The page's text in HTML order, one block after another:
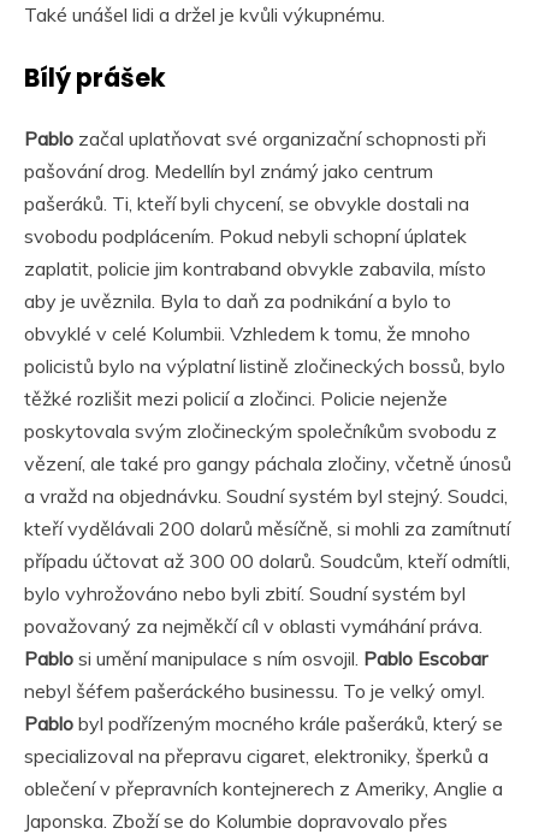
Také unášel lidi a držel je kvůli výkupnému.
Bílý prášek
Pablo začal uplatňovat své organizační schopnosti při
pašování drog. Medellín byl známý jako centrum
pašeráků. Ti, kteří byli chycení, se obvykle dostali na
svobodu podplácením. Pokud nebyli schopní úplatek
zaplatit, policie jim kontraband obvykle zabavila, místo
aby je uvěznila. Byla to daň za podnikání a bylo to
obvyklé v celé Kolumbii. Vzhledem k tomu, že mnoho
policistů bylo na výplatní listině zločineckých bossů, bylo
těžké rozlišit mezi policií a zločinci. Policie nejenže
poskytovala svým zločineckým společníkům svobodu z
vězení, ale také pro gangy páchala zločiny, včetně únosů
a vražd na objednávku. Soudní systém byl stejný. Soudci,
kteří vydělávali 200 dolarů měsíčně, si mohli za zamítnutí
případu účtovat až 300 00 dolarů. Soudcům, kteří odmítli,
bylo vyhrožováno nebo byli zbití. Soudní systém byl
považovaný za nejměkčí cíl v oblasti vymáhání práva.
Pablo si umění manipulace s ním osvojil. Pablo Escobar
nebyl šéfem pašeráckého businessu. To je velký omyl.
Pablo byl podřízeným mocného krále pašeráků, který se
specializoval na přepravu cigaret, elektroniky, šperků a
oblečení v přepravních kontejnerech z Ameriky, Anglie a
Japonska. Zboží se do Kolumbie dopravovalo přes